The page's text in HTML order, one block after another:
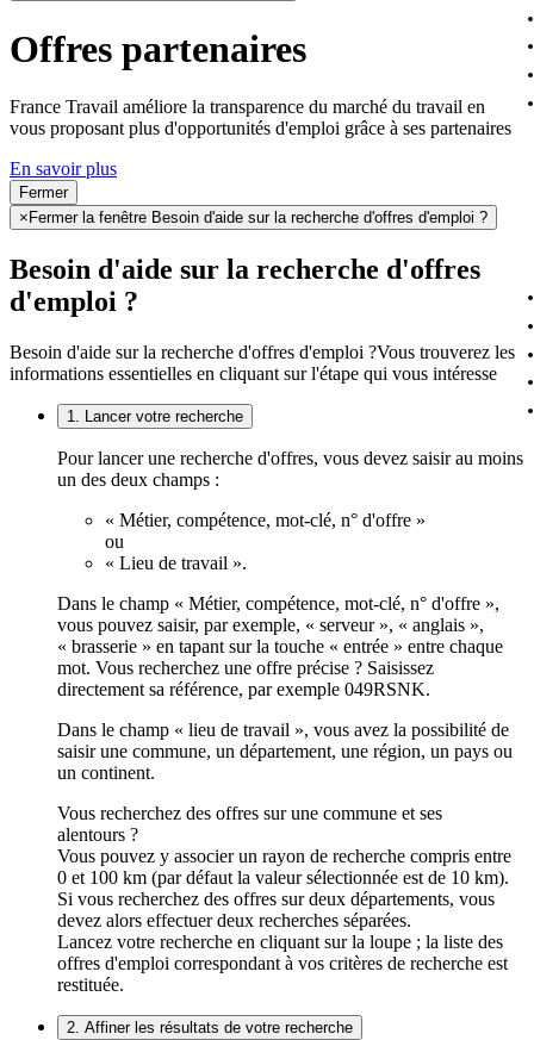
Offres partenaires
France Travail améliore la transparence du marché du travail en
vous proposant plus d'opportunités d'emploi grâce à ses partenaires
En savoir plus
Fermer
× Fermer la fenêtre Besoin d'aide sur la recherche d'offres d'emploi ?
Besoin d'aide sur la recherche d'offres
d'emploi ?
Besoin d'aide sur la recherche d'offres d'emploi ?Vous trouverez les
informations essentielles en cliquant sur l'étape qui vous intéresse
1. Lancer votre recherche
Pour lancer une recherche d'offres, vous devez saisir au moins
un des deux champs :
« Métier, compétence, mot-clé, n° d'offre »
ou
« Lieu de travail ».
Dans le champ « Métier, compétence, mot-clé, n° d'offre »,
vous pouvez saisir, par exemple, « serveur », « anglais »,
« brasserie » en tapant sur la touche « entrée » entre chaque
mot. Vous recherchez une offre précise ? Saisissez
directement sa référence, par exemple 049RSNK.
Dans le champ « lieu de travail », vous avez la possibilité de
saisir une commune, un département, une région, un pays ou
un continent.
Vous recherchez des offres sur une commune et ses
alentours ?
Vous pouvez y associer un rayon de recherche compris entre
0 et 100 km (par défaut la valeur sélectionnée est de 10 km).
Si vous recherchez des offres sur deux départements, vous
devez alors effectuer deux recherches séparées.
Lancez votre recherche en cliquant sur la loupe ; la liste des
offres d'emploi correspondant à vos critères de recherche est
restituée.
2. Affiner les résultats de votre recherche